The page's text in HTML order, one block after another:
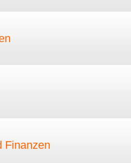
Finanzen